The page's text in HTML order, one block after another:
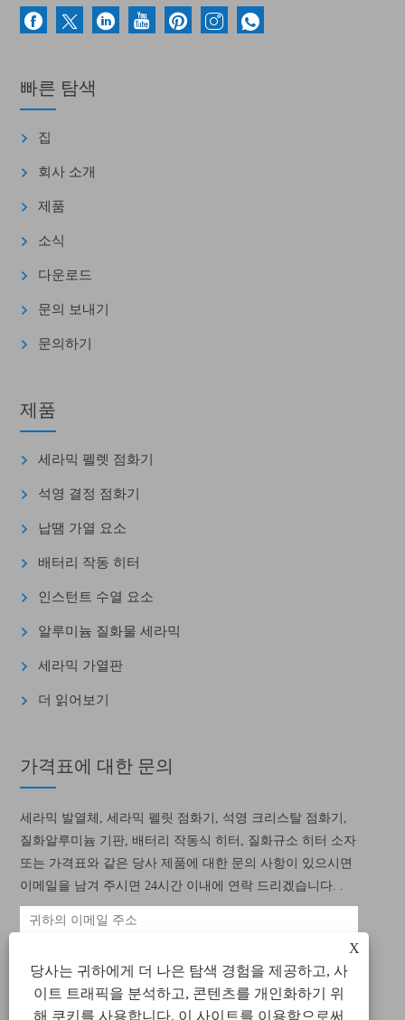
X
당사는 귀하에게 더 나은 탐색 경험을 제공하고, 사
이트 트래픽을 분석하고, 콘텐츠를 개인화하기 위
해 쿠키를 사용합니다. 이 사이트를 이용함으로써
빠른 탐색
집
회사 소개
제품
소식
다운로드
문의 보내기
문의하기
제품
세라믹 펠렛 점화기
석영 결정 점화기
납땜 가열 요소
배터리 작동 히터
인스턴트 수열 요소
알루미늄 질화물 세라믹
세라믹 가열판
더 읽어보기
가격표에 대한 문의
세라믹 발열체, 세라믹 펠릿 점화기, 석영 크리스탈 점화기,
질화알루미늄 기판, 배터리 작동식 히터, 질화규소 히터 소자
또는 가격표와 같은 당사 제품에 대한 문의 사항이 있으시면
이메일을 남겨 주시면 24시간 이내에 연락 드리겠습니다. .